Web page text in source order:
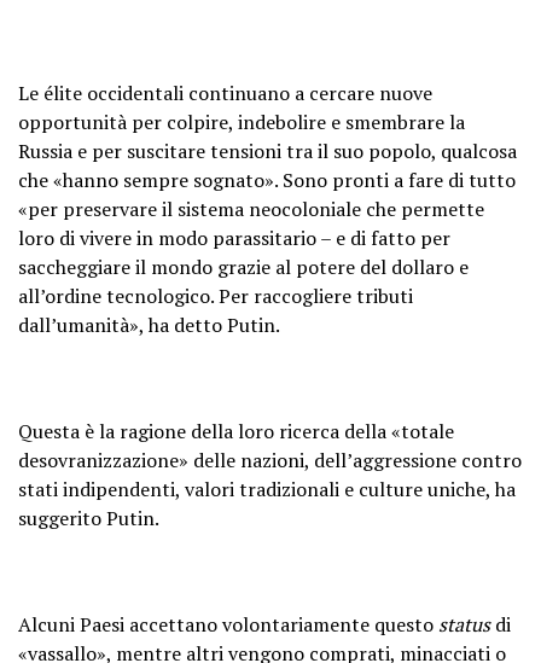
Le élite occidentali continuano a cercare nuove
opportunità per colpire, indebolire e smembrare la
Russia e per suscitare tensioni tra il suo popolo, qualcosa
che «hanno sempre sognato». Sono pronti a fare di tutto
«per preservare il sistema neocoloniale che permette
loro di vivere in modo parassitario – e di fatto per
saccheggiare il mondo grazie al potere del dollaro e
all’ordine tecnologico. Per raccogliere tributi
dall’umanità», ha detto Putin.
Questa è la ragione della loro ricerca della «totale
desovranizzazione» delle nazioni, dell’aggressione contro
stati indipendenti, valori tradizionali e culture uniche, ha
suggerito Putin.
Alcuni Paesi accettano volontariamente questo statusdi
«vassallo», mentre altri vengono comprati, minacciati o